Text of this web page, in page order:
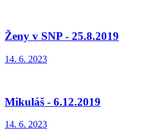
Ženy v SNP - 25.8.2019
14. 6. 2023
Mikuláš - 6.12.2019
14. 6. 2023